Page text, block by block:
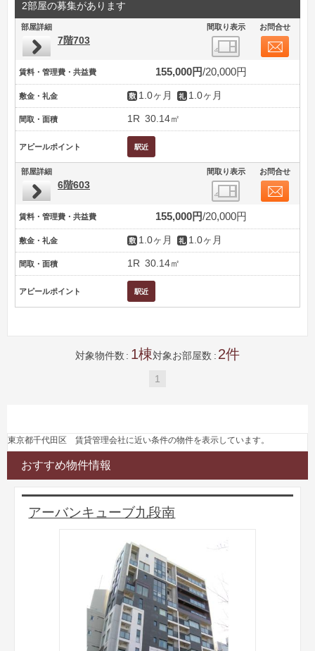
2部屋の募集があります
部屋詳細 間取り表示 お問合せ
7階703
賃料・管理費・共益費 155,000円 20,000円
敷金・礼金 1.0ヶ月 1.0ヶ月
間取・面積 1R 30.14㎡
アピールポイント
部屋詳細 間取り表示 お問合せ
6階603
賃料・管理費・共益費 155,000円 20,000円
敷金・礼金 1.0ヶ月 1.0ヶ月
間取・面積 1R 30.14㎡
アピールポイント
対象物件数 1 対象お部屋数 2
1
東京都千代田区 賃貸管理会社に近い条件の物件を表示しています。
おすすめ物件情報
アーバンキューブ九段南